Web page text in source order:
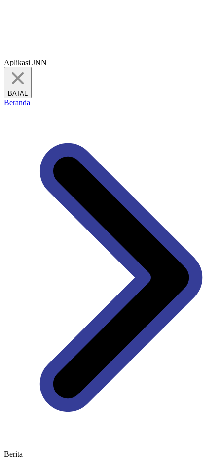
Aplikasi JNN
BATAL
Beranda
Berita